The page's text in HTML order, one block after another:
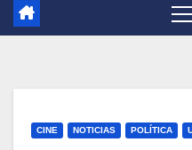
CINE NOTICIAS POLÍTICA